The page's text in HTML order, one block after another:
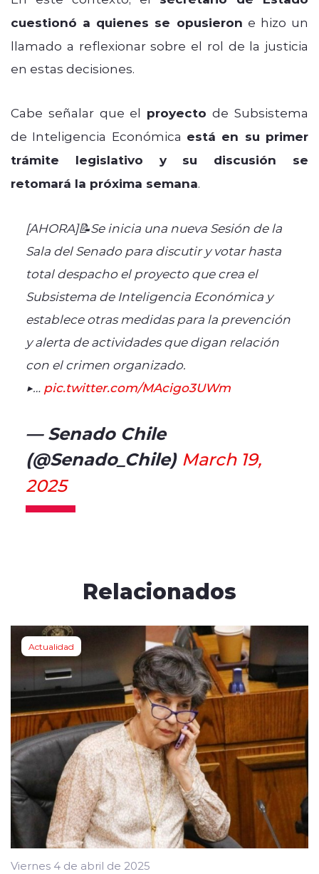
cuestionó a quienes se opusieron e hizo un
llamado a reflexionar sobre el rol de la justicia
en estas decisiones.
Cabe señalar que el proyecto de Subsistema
de Inteligencia Económica está en su primer
trámite legislativo y su discusión se
retomará la próxima semana.
[AHORA]📝Se inicia una nueva Sesión de la
Sala del Senado para discutir y votar hasta
total despacho el proyecto que crea el
Subsistema de Inteligencia Económica y
establece otras medidas para la prevención
y alerta de actividades que digan relación
con el crimen organizado.
▶️… pic.twitter.com/MAcigo3UWm
— Senado Chile
(@Senado_Chile) March 19,
2025
Relacionados
Actualidad
Viernes 4 de abril de 2025